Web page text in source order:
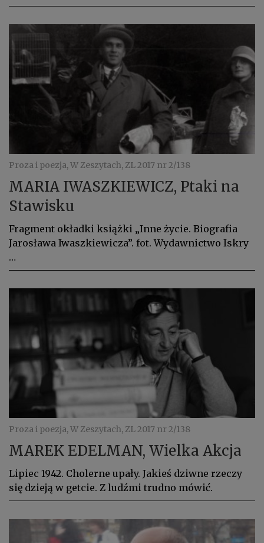
Proza i poezja, W Zeszytach, ZL 2017 nr 2/138
MARIA IWASZKIEWICZ, Ptaki na
Stawisku
Fragment okładki książki „Inne życie. Biografia
Jarosława Iwaszkiewicza”. fot. Wydawnictwo Iskry
…
Proza i poezja, W Zeszytach, ZL 2017 nr 2/138
MAREK EDELMAN, Wielka Akcja
Lipiec 1942. Cholerne upały. Jakieś dziwne rzeczy
się dzieją w getcie. Z ludźmi trudno mówić.